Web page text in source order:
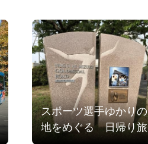
スポーツ選手ゆかりの
地をめぐる 日帰り旅